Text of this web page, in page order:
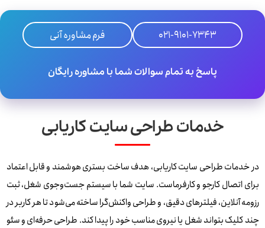
021-9101-7343 فرم مشاوره آنی
پاسخ به تمام سوالات شما با مشاوره رایگان
خدمات طراحی سایت کاریابی
در خدمات طراحی سایت کاریابی، هدف ساخت بستری هوشمند و قابل اعتماد
برای اتصال کارجو و کارفرماست. سایت شما با سیستم جست‌وجوی شغل، ثبت
رزومه آنلاین، فیلترهای دقیق، و طراحی واکنش‌گرا ساخته می‌شود تا هر کاربر در
چند کلیک بتواند شغل یا نیروی مناسب خود را پیدا کند. طراحی حرفه‌ای و سئو